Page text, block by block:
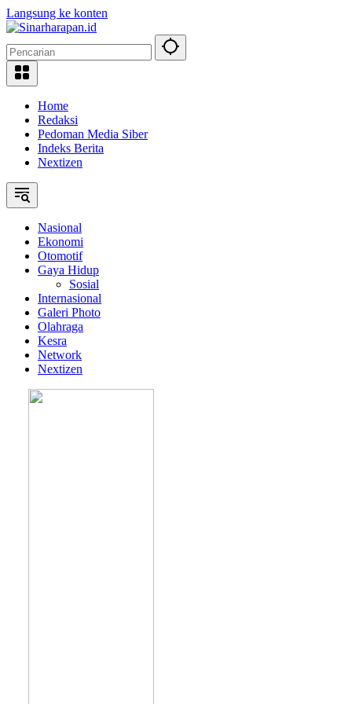
Langsung ke konten
Home
Redaksi
Pedoman Media Siber
Indeks Berita
Nextizen
Nasional
Ekonomi
Otomotif
Gaya Hidup
Sosial
Internasional
Galeri Photo
Olahraga
Kesra
Network
Nextizen